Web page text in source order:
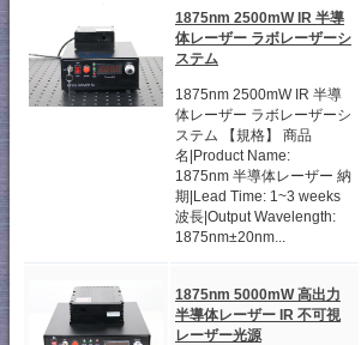
1875nm 2500mW IR 半導
体レーザー ラボレーザーシ
ステム
1875nm 2500mW IR 半導
体レーザー ラボレーザーシ
ステム 【規格】 商品
名|Product Name:
1875nm 半導体レーザー 納
期|Lead Time: 1~3 weeks
波長|Output Wavelength:
1875nm±20nm...
1875nm 5000mW 高出力
半導体レーザー IR 不可視
レーザー光源